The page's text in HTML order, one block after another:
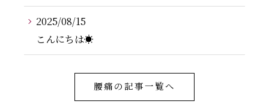
2025/08/15
こんにちは☀️
腰痛の記事一覧へ